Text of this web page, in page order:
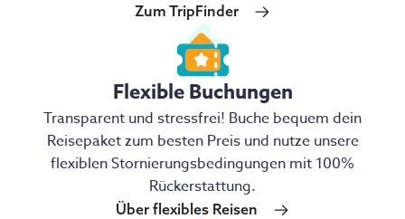
Zum TripFinder
Flexible Buchungen
Transparent und stressfrei! Buche bequem dein
Reisepaket zum besten Preis und nutze unsere
flexiblen Stornierungsbedingungen mit 100%
Rückerstattung.
Über flexibles Reisen